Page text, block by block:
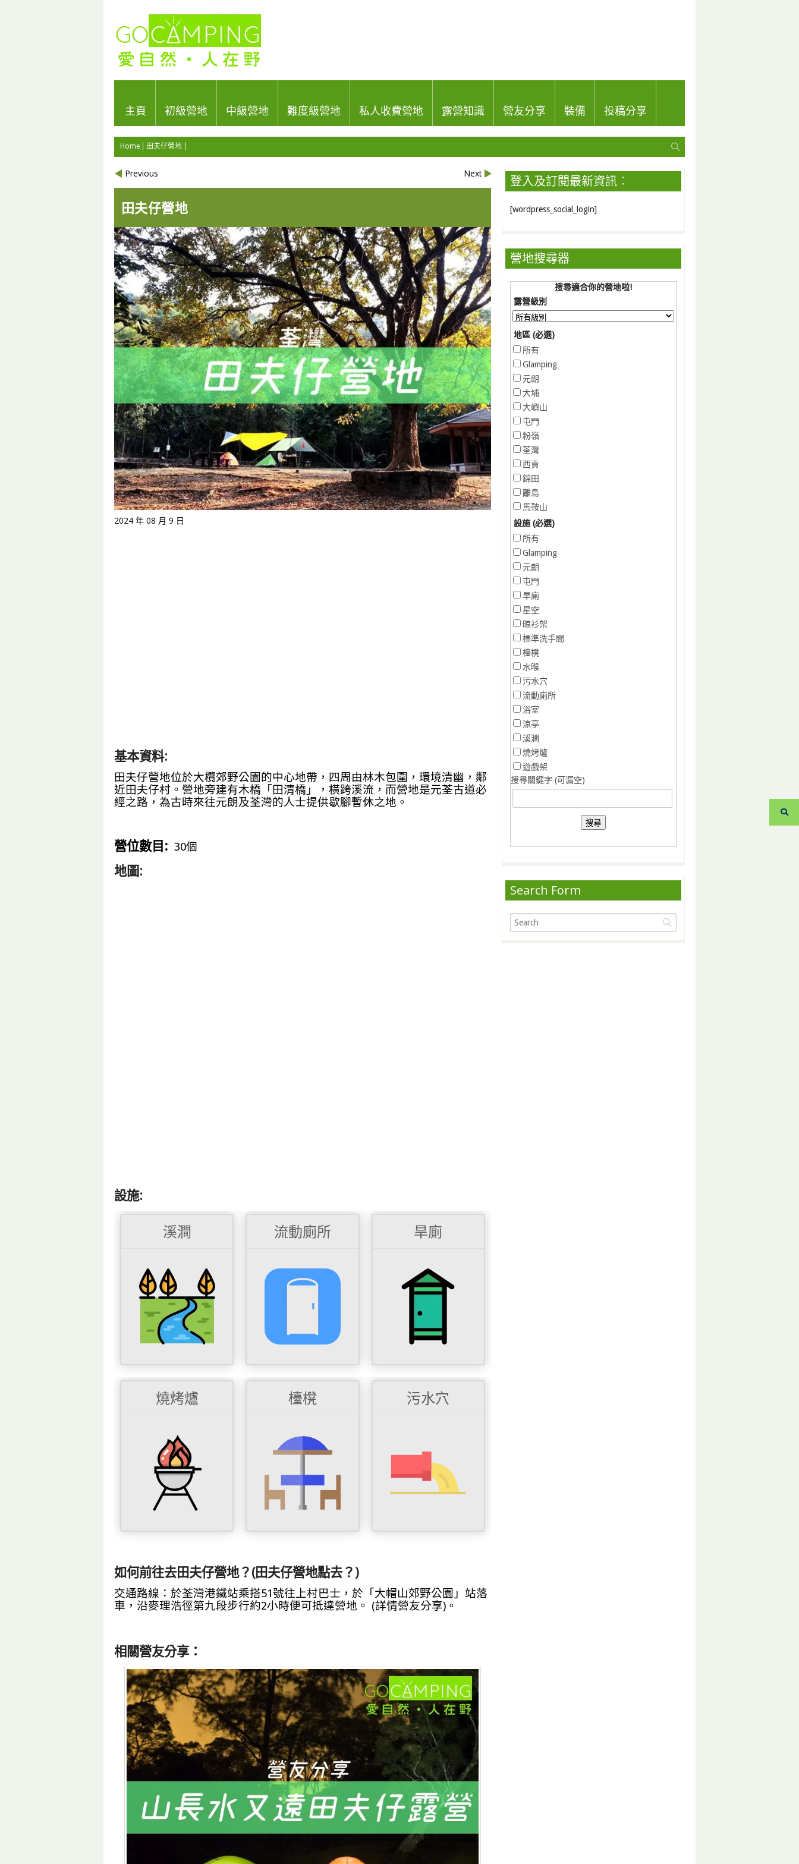
主頁 初級營地 中級營地 難度級營地 私人收費營地 露營知識 營友分享 裝備 投稿分享
Home 田夫仔營地
Previous Next
田夫仔營地
2024 年 08 月 9 日
基本資料:
田夫仔營地位於大欖郊野公園的中心地帶，四周由林木包圍，環境清幽，鄰
近田夫仔村。營地旁建有木橋「田清橋」，橫跨溪流，而營地是元荃古道必
經之路，為古時來往元朗及荃灣的人士提供歇腳暫休之地。
營位數目: 30個
地圖:
設施:
溪澗 流動廁所 旱廁
燒烤爐 檯櫈 污水穴
如何前往去田夫仔營地？(田夫仔營地點去？)
交通路線：於荃灣港鐵站乘搭51號往上村巴士，於「大帽山郊野公園」站落
車，沿麥理浩徑第九段步行約2小時便可抵達營地。 (詳情營友分享)。
相關營友分享：
登入及訂閱最新資訊︰
[wordpress_social_login]
營地搜尋器
搜尋適合你的營地啦!
露營級別
地區 (必選)
所有
Glamping
元朗
大埔
大嶼山
屯門
粉嶺
荃灣
西貢
錦田
離島
馬鞍山
設施 (必選)
所有
Glamping
元朗
屯門
旱廁
星空
晾衫架
標準洗手間
檯櫈
水喉
污水穴
流動廁所
浴室
涼亭
溪澗
燒烤爐
遊戲架
搜尋關鍵字 (可漏空)
Search Form